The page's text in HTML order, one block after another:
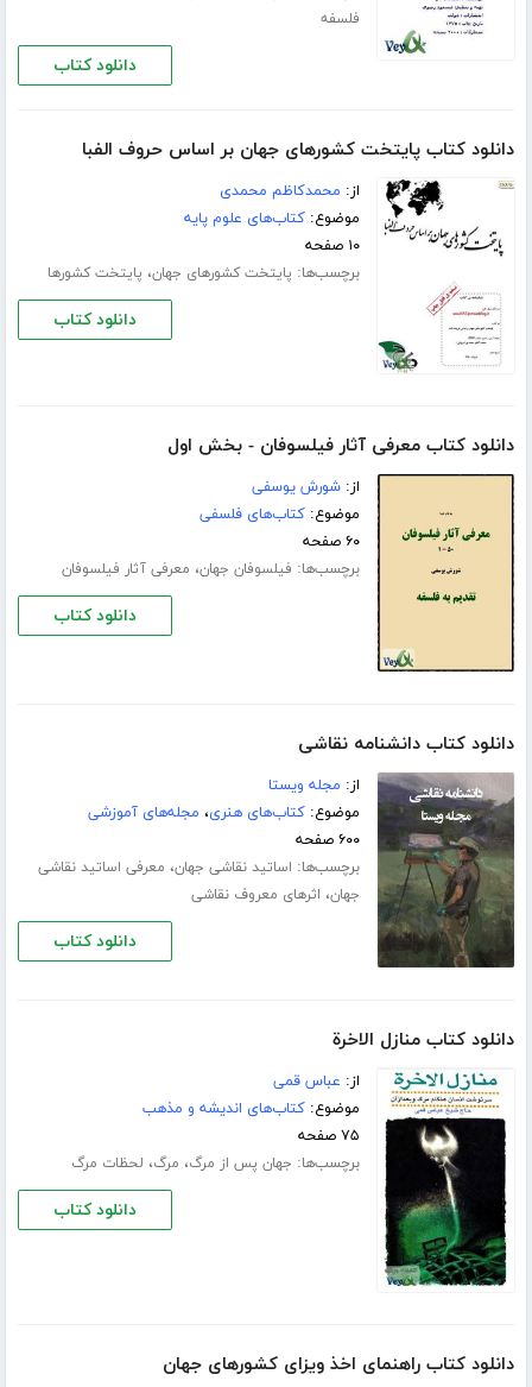
فلسفه
دانلود کتاب
دانلود کتاب پایتخت کشورهای جهان بر اساس حروف الفبا
از: محمدکاظم محمدی
موضوع:کتاب‌های علوم پایه
۱۰ صفحه
برچسب‌ها: پایتخت کشورهای جهان، پایتخت کشورها
دانلود کتاب
دانلود کتاب معرفی آثار فیلسوفان - بخش اول
از:شورش یوسفی
موضوع:کتاب‌های فلسفی
۶۰ صفحه
برچسب‌ها: فیلسوفان جهان، معرفی آثار فیلسوفان
دانلود کتاب
دانلود کتاب دانشنامه نقاشی
از: مجله ویستا
موضوع:کتاب‌های هنری، مجله‌های آموزشی
۶۰۰ صفحه
برچسب‌ها: اساتید نقاشی جهان، معرفی اساتید نقاشی
جهان، اثرهای معروف نقاشی
دانلود کتاب
دانلود کتاب منازل الاخرة
از: عباس قمی
موضوع:کتاب‌های اندیشه و مذهب
۷۵ صفحه
برچسب‌ها: جهان پس از مرگ، مرگ، لحظات مرگ
دانلود کتاب
دانلود کتاب راهنمای اخذ ویزای کشورهای جهان